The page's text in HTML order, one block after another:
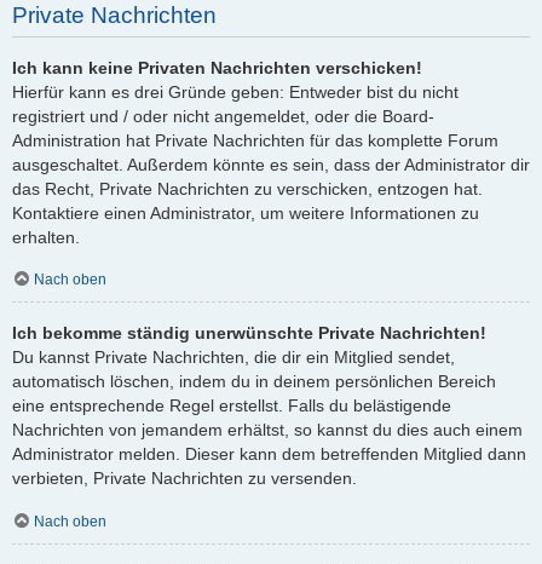
Private Nachrichten
Ich kann keine Privaten Nachrichten verschicken!
Hierfür kann es drei Gründe geben: Entweder bist du nicht
registriert und / oder nicht angemeldet, oder die Board-
Administration hat Private Nachrichten für das komplette Forum
ausgeschaltet. Außerdem könnte es sein, dass der Administrator dir
das Recht, Private Nachrichten zu verschicken, entzogen hat.
Kontaktiere einen Administrator, um weitere Informationen zu
erhalten.
Nach oben
Ich bekomme ständig unerwünschte Private Nachrichten!
Du kannst Private Nachrichten, die dir ein Mitglied sendet,
automatisch löschen, indem du in deinem persönlichen Bereich
eine entsprechende Regel erstellst. Falls du belästigende
Nachrichten von jemandem erhältst, so kannst du dies auch einem
Administrator melden. Dieser kann dem betreffenden Mitglied dann
verbieten, Private Nachrichten zu versenden.
Nach oben